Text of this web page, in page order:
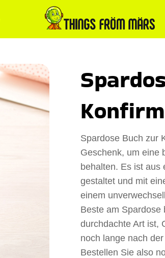
Spardose Buch zur
Geschenk, um eine
behalten. Es ist aus
gestaltet und mit
einem
Beste am Spardose
durchdachte Art ist,
noch lange nach
Bestellen Sie also